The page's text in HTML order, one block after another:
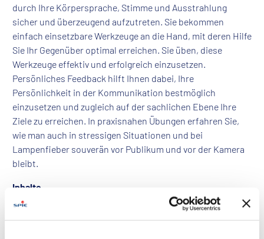
durch Ihre Körpersprache, Stimme und Ausstrahlung
sicher und überzeugend aufzutreten. Sie bekommen
einfach einsetzbare Werkzeuge an die Hand, mit deren Hilfe
Sie Ihr Gegenüber optimal erreichen. Sie üben, diese
Werkzeuge effektiv und erfolgreich einzusetzen.
Persönliches Feedback hilft Ihnen dabei, Ihre
Persönlichkeit in der Kommunikation bestmöglich
einzusetzen und zugleich auf der sachlichen Ebene Ihre
Ziele zu erreichen. In praxisnahen Übungen erfahren Sie,
wie man auch in stressigen Situationen und bei
Lampenfieber souverän vor Publikum und vor der Kamera
bleibt.
Inhalte
Die richtige Mischung aus Sachlichkeit und